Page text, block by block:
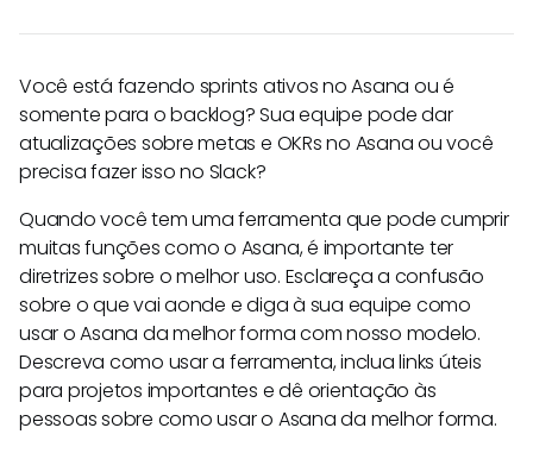
Você está fazendo sprints ativos no Asana ou é
somente para o backlog? Sua equipe pode dar
atualizações sobre metas e OKRs no Asana ou você
precisa fazer isso no Slack?
Quando você tem uma ferramenta que pode cumprir
muitas funções como o Asana, é importante ter
diretrizes sobre o melhor uso. Esclareça a confusão
sobre o que vai aonde e diga à sua equipe como
usar o Asana da melhor forma com nosso modelo.
Descreva como usar a ferramenta, inclua links úteis
para projetos importantes e dê orientação às
pessoas sobre como usar o Asana da melhor forma.